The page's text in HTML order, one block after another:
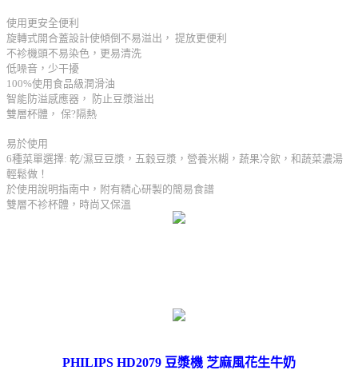
使用更安全便利
旋轉式開合蓋設計使傾倒不易溢出， 提放更便利
不袗機頭不易染色，更易清洗
低噪音，少干擾
100%使用食品級潤滑油
智能防溢感應器， 防止豆漿溢出
雙層杯體， 保?隔熱
易於使用
6種菜單選擇: 乾/濕豆豆漿，五穀豆漿，營養米糊，蔬果冷飲，和蔬菜濃湯
輕鬆做！
於使用說明指南中，附有精心研製的簡易食譜
雙層不袗杯體，時尚又保溫
PHILIPS HD2079 豆漿機 芝麻風花生牛奶